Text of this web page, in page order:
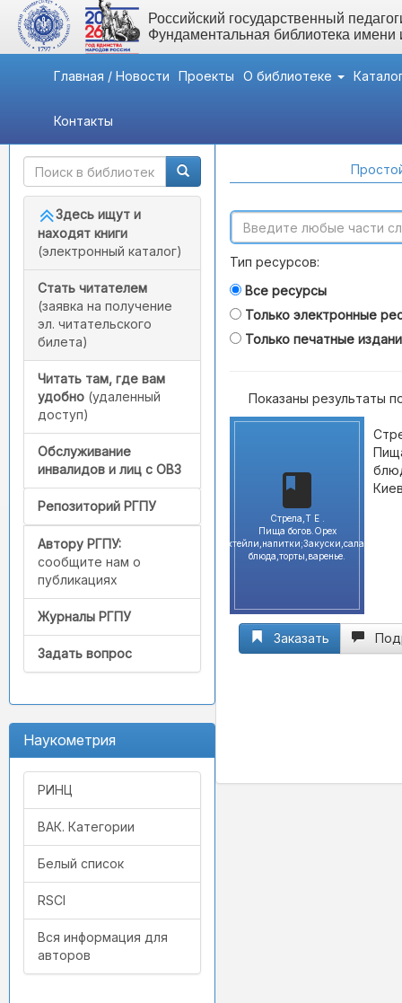
Российский государственный
Фундаментальная библиотека
Главная / Новости Проекты О библиотеке
Контакты
Быстрый доступ
Здесь ищут и
находят книги
(электронный каталог)
Стать читателем
(заявка на получение
эл. читательского
билета)
Читать там, где вам
удобно (удаленный
доступ)
Обслуживание
инвалидов и лиц с ОВЗ
Репозиторий РГПУ
Автору РГПУ:
сообщите нам о
публикациях
Журналы РГПУ
Задать вопрос
Наукометрия
РИНЦ
ВАК. Категории
Белый список
RSCI
Вся информация для
авторов
Тип ресурсов:
Все ресурсы
Только электронные
Только печатные
Показаны результаты
Стрела,Т Е .
Пища богов.Орех
блюда,торты,варенье.
Заказать